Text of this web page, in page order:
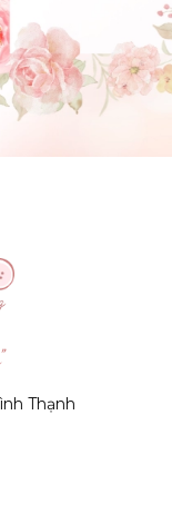
!
hẹn nà)
Thạnh